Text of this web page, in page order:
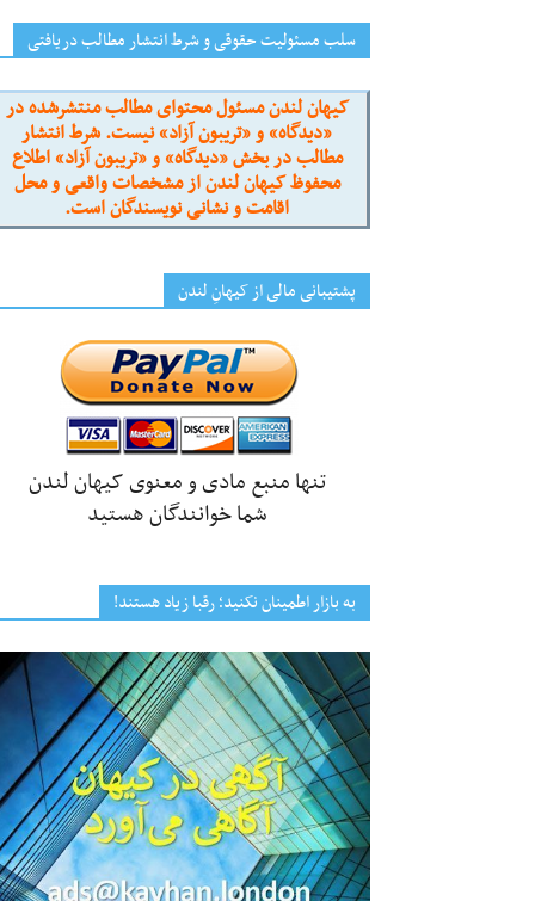
سلب مسئولیت حقوقی و شرط انتشار مطالب دریافتی
کیهان لندن مسئول محتوای مطالب منتشرشده در
«دیدگاه» و «تریبون آزاد» نیست. شرط انتشار
مطالب در بخش «دیدگاه» و «تریبون آزاد» اطلاع
محفوظ کیهان لندن از مشخصات واقعی و محل
اقامت و نشانی نویسندگان است.
پشتیبانی مالی از کیهانِ لندن
تنها منبع مادی و معنوی کیهان لندن
شما خوانندگان هستید
به بازار اطمینان نکنید؛ رقبا زیاد هستند!